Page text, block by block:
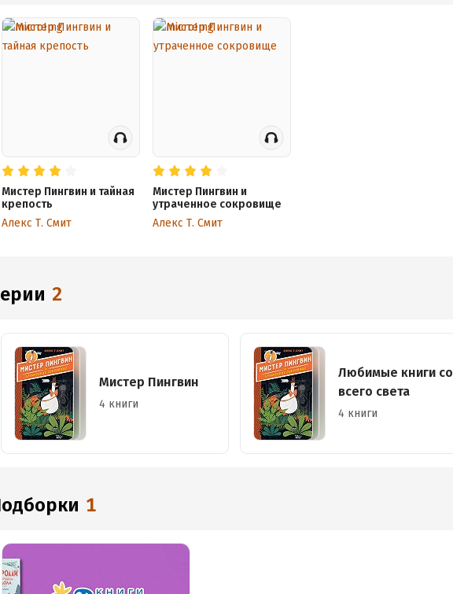
Мистер Пингвин и тайная
крепость
Алекс Т. Смит
Мистер Пингвин и
утраченное сокровище
Алекс Т. Смит
Серии 2
Мистер Пингвин
4 книги
Любимые книги со
всего света
4 книги
Подборки 1